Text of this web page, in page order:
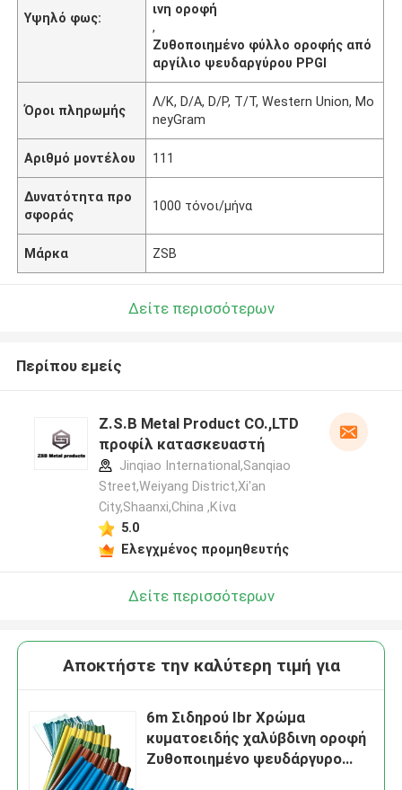
Υψηλό φως:
ινη οροφή
,
Ζυθοποιημένο φύλλο οροφής από
αργίλιο ψευδαργύρου PPGI
Όροι πληρωμής
Λ/Κ, D/A, D/P, T/T, Western Union, Mo
neyGram
Αριθμό μοντέλου 111
Δυνατότητα προ
σφοράς
1000 τόνοι/μήνα
Μάρκα ZSB
Δείτε περισσότερων
Περίπου εμείς
Z.S.B Metal Product CO.,LTD
προφίλ κατασκευαστή
Jinqiao International,Sanqiao
Street,Weiyang District,Xi'an
City,Shaanxi,China ,Κίνα
5.0
Ελεγχμένος προμηθευτής
Δείτε περισσότερων
Αποκτήστε την καλύτερη τιμή για
6m Σιδηρού Ibr Χρώμα
κυματοειδής χαλύβδινη οροφή
Ζυθοποιημένο ψευδάργυρο